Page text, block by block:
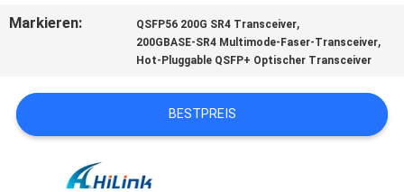
DATENSCHUTZRICHTLINIE
Markieren:
QSFP56 200G SR4 Transceiver,
200GBASE-SR4 Multimode-Faser-Transceiver,
Hot-Pluggable QSFP+ Optischer Transceiver
BESTPREIS